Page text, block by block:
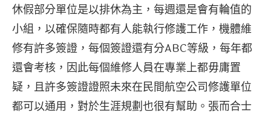
休假部分單位是以排休為主，每週還是會有輪值的
小組，以確保隨時都有人能執行修護工作，機體維
修有許多簽證，每個簽證還有分ABC等級，每年都
還會考核，因此每個維修人員在專業上都毋庸置
疑，且許多簽證證照未來在民間航空公司修護單位
都可以通用，對於生涯規劃也很有幫助。張而合士